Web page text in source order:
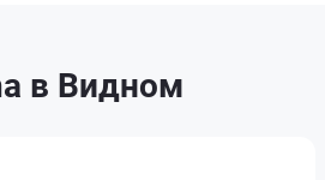
в Видном